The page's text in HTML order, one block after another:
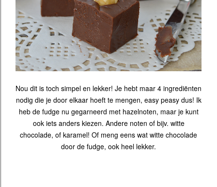
Nou dit is toch simpel en lekker! Je hebt maar 4 ingrediënten
nodig die je door elkaar hoeft te mengen, easy peasy dus! Ik
heb de fudge nu gegarneerd met hazelnoten, maar je kunt
ook iets anders kiezen. Andere noten of bijv. witte
chocolade, of karamel! Of meng eens wat witte chocolade
door de fudge, ook heel lekker.